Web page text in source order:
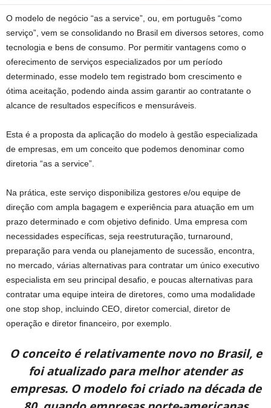
O modelo de negócio “as a service”, ou, em português “como
serviço”, vem se consolidando no Brasil em diversos setores, como
tecnologia e bens de consumo. Por permitir vantagens como o
oferecimento de serviços especializados por um período
determinado, esse modelo tem registrado bom crescimento e
ótima aceitação, podendo ainda assim garantir ao contratante o
alcance de resultados específicos e mensuráveis.
Esta é a proposta da aplicação do modelo à gestão especializada
de empresas, em um conceito que podemos denominar como
diretoria “as a service”.
Na prática, este serviço disponibiliza gestores e/ou equipe de
direção com ampla bagagem e experiência para atuação em um
prazo determinado e com objetivo definido. Uma empresa com
necessidades específicas, seja reestruturação, turnaround,
preparação para venda ou planejamento de sucessão, encontra,
no mercado, várias alternativas para contratar um único executivo
especialista em seu principal desafio, e poucas alternativas para
contratar uma equipe inteira de diretores, como uma modalidade
one stop shop, incluindo CEO, diretor comercial, diretor de
operação e diretor financeiro, por exemplo.
O conceito é relativamente novo no Brasil, e
foi atualizado para melhor atender as
empresas. O modelo foi criado na década de